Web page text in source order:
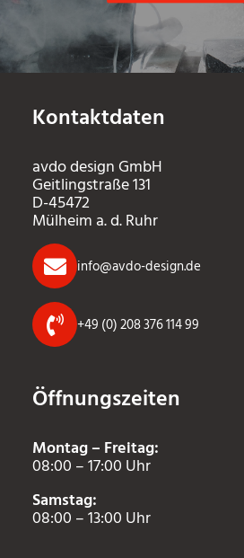
Kontaktdaten
avdo design GmbH
Geitlingstraße 131
D-45472
Mülheim a. d. Ruhr
info@avdo-design.de
+49 (0) 208 376 114 99
Öffnungszeiten
Montag – Freitag:
08:00 – 17:00 Uhr
Samstag:
08:00 – 13:00 Uhr